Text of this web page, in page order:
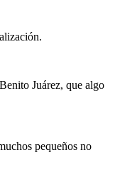
Juárez, que algo
pequeños no